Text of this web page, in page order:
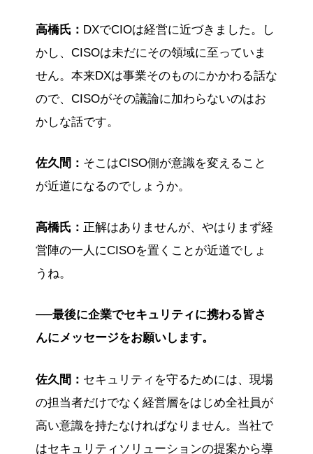
高橋氏： DXでCIOは経営に近づきました。し
かし、CISOは未だにその領域に至っていま
せん。本来DXは事業そのものにかかわる話な
ので、CISOがその議論に加わらないのはお
かしな話です。
佐久間： そこはCISO側が意識を変えること
が近道になるのでしょうか。
高橋氏： 正解はありませんが、やはりまず経
営陣の一人にCISOを置くことが近道でしょ
うね。
──最後に企業でセキュリティに携わる皆さ
んにメッセージをお願いします。
佐久間： セキュリティを守るためには、現場
の担当者だけでなく経営層をはじめ全社員が
高い意識を持たなければなりません。当社で
はセキュリティソリューションの提案から導